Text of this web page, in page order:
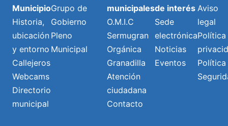
Municipio
Historia,
ubicación
y entorno
Callejeros
Webcams
Directorio
municipal
Grupo de
Gobierno
Pleno
Municipal
municipales
O.M.I.C
Sermugran
Orgánica
Granadilla
Atención
ciudadana
Contacto
de interés
Sede
electrónica
Noticias
Eventos
Aviso
legal
Política
Política